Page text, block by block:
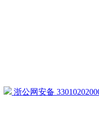
浙公网安备